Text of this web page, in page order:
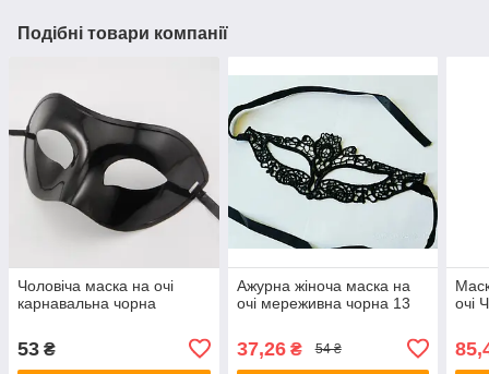
Подібні товари компанії
Чоловіча маска на очі
карнавальна чорна
53 ₴
Ажурна жіноча маска на
очі мереживна чорна 13
37,26₴ 54 ₴
очі